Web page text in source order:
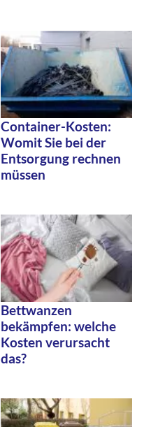
Container-Kosten:
Womit Sie bei der
Entsorgung rechnen
müssen
Bettwanzen
bekämpfen: welche
Kosten verursacht
das?